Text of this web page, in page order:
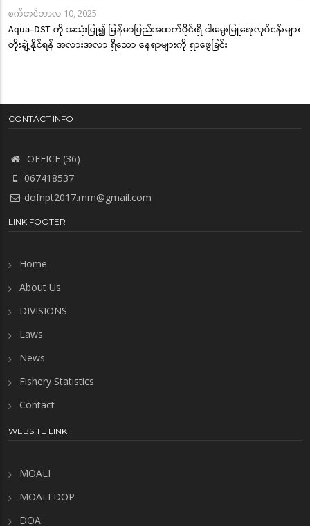
စက်တင်ဘာလ 10, 2025
Aqua-DST ကို အသုံးပြု၍ မြန်မာပြည်အထက်ပိုင်းရှိ ငါးမွေးမြူရေးလုပ်ငန်းများ
တိုးချဲ့နိုင်ရန် အလားအလာ ရှိသော နေရာများကို ရှာဖွေခြင်း
CONTACT INFO
OFFICE (36)
067418537
dofnpt2017.mm@gmail.com
LINK FOOTER
Home
About Us
DIVISIONS
Laws
News
Fishery Statistics
Contact
WEBSITE LINK
MOALI
MOALI DOP
DOA